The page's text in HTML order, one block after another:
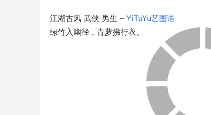
江湖古风 武侠 男生 – YiTuYu艺图语
绿竹入幽径，青萝拂行衣。